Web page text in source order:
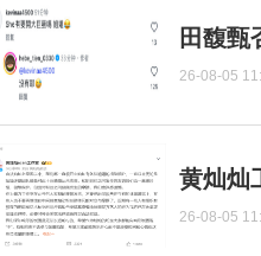
田馥甄
26-08-05
黄灿灿
26-08-05